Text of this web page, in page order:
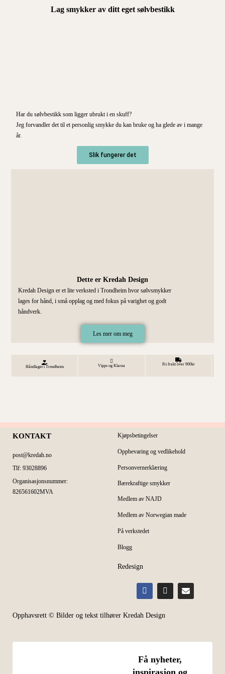
Lag smykker av ditt eget sølvbestikk
Har du sølvbestikk som ligger ubrukt i en skuff?
Jeg forvandler det til et personlig smykke du kan bruke og ha glede av i mange
år.
Slik fungerer det
Dette er Kredah Design
Kredah Design er et lite verksted i Trondheim hvor sølvsmykker
lages for hånd, i små opplag og med fokus på varighet og godt
håndverk.
Les mer om meg
Håndlaget i Trondheim Vipps og Klarna Fri frakt over 900kr
KONTAKT
post@kredah.no
Tlf: 93028896
Organisasjonsnummer:
826561602MVA
Kjøpsbetingelser
Oppbevaring og vedlikehold
Personvernerklæring
Bærekraftige smykker
Medlem av NAJD
Medlem av Norwegian made
På verkstedet
Blogg
Redesign
Opphavsrett © Bilder og tekst tilhører Kredah Design
Få nyheter,
inspirasjon og